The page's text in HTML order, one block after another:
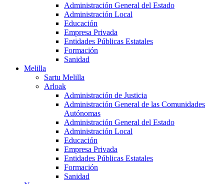
Administración General del Estado
Administración Local
Educación
Empresa Privada
Entidades Públicas Estatales
Formación
Sanidad
Melilla
Sartu Melilla
Arloak
Administración de Justicia
Administración General de las Comunidades
Autónomas
Administración General del Estado
Administración Local
Educación
Empresa Privada
Entidades Públicas Estatales
Formación
Sanidad